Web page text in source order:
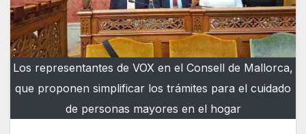
Los representantes de VOX en el Consell de Mallorca,
que proponen simplificar los trámites para el cuidado
de personas mayores en el hogar